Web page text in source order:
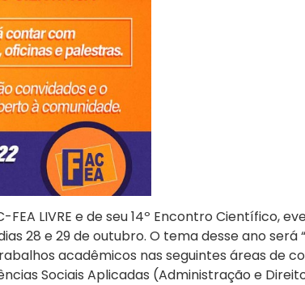
FEA LIVRE e de seu 14º Encontro
28 e 29 de outubro. O tema desse ano
acadêmicos nas seguintes áreas de
Sociais Aplicadas (Administração e